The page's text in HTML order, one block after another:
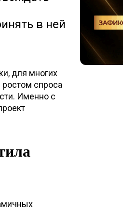
в ней
для многих
ростом спроса
Именно с